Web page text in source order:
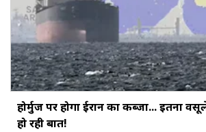
होर्मुज पर होगा ईरान का कब्जा... इतना
हो रही बात!